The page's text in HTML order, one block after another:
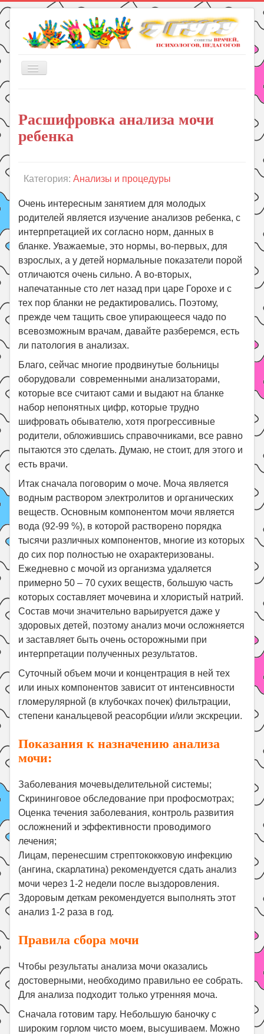
Включить/
Книги
Рукоделие
Уроки
Праздники
Психология
Летом!
Поиск
Расшифровка анализа мочи
ребенка
Категория:Анализы и процедуры
Очень интересным занятием для молодых
родителей является изучение анализов ребенка, с
интерпретацией их согласно норм, данных в
бланке. Уважаемые, это нормы, во-первых, для
взрослых, а у детей нормальные показатели порой
отличаются очень сильно. А во-вторых,
напечатанные сто лет назад при царе Горохе и с
тех пор бланки не редактировались. Поэтому,
прежде чем тащить свое упирающееся чадо по
всевозможным врачам, давайте разберемся, есть
ли патология в анализах.
Благо, сейчас многие продвинутые больницы
оборудовали современными анализаторами,
которые все считают сами и выдают на бланке
набор непонятных цифр, которые трудно
шифровать обывателю, хотя прогрессивные
родители, обложившись справочниками, все равно
пытаются это сделать. Думаю, не стоит, для этого и
есть врачи.
Итак сначала поговорим о моче. Моча является
водным раствором электролитов и органических
веществ. Основным компонентом мочи является
вода (92-99 %), в которой растворено порядка
тысячи различных компонентов, многие из которых
до сих пор полностью не охарактеризованы.
Ежедневно с мочой из организма удаляется
примерно 50 – 70 сухих веществ, большую часть
которых составляет мочевина и хлористый натрий.
Состав мочи значительно варьируется даже у
здоровых детей, поэтому анализ мочи осложняется
и заставляет быть очень осторожными при
интерпретации полученных результатов.
Суточный объем мочи и концентрация в ней тех
или иных компонентов зависит от интенсивности
гломерулярной (в клубочках почек) фильтрации,
степени канальцевой реасорбции и/или экскреции.
Показания к назначению анализа
мочи:
Заболевания мочевыделительной системы;
Скрининговое обследование при профосмотрах;
Оценка течения заболевания, контроль развития
осложнений и эффективности проводимого
лечения;
Лицам, перенесшим стрептококковую инфекцию
(ангина, скарлатина) рекомендуется сдать анализ
мочи через 1-2 недели после выздоровления.
Здоровым деткам рекомендуется выполнять этот
анализ 1-2 раза в год.
Правила сбора мочи
Чтобы результаты анализа мочи оказались
достоверными, необходимо правильно ее собрать.
Для анализа подходит только утренняя моча.
Сначала готовим тару. Небольшую баночку с
широким горлом чисто моем, высушиваем. Можно